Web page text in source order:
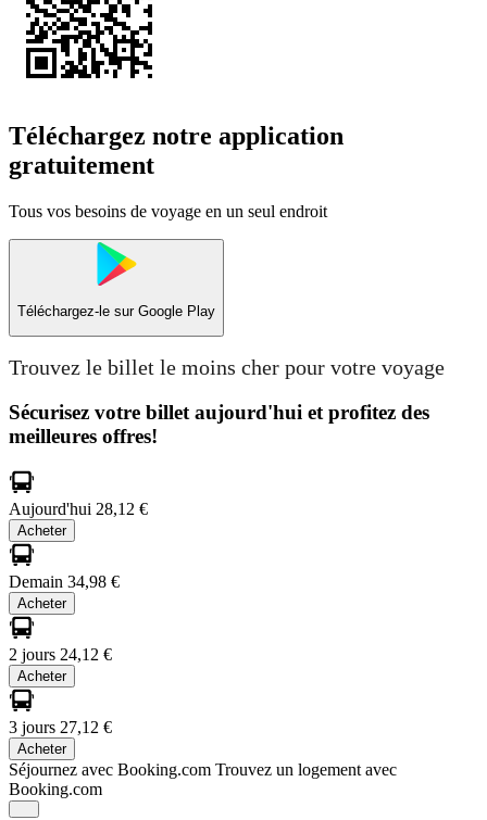
Téléchargez notre application
gratuitement
Tous vos besoins de voyage en un seul endroit
Téléchargez-le sur Google Play
Trouvez le billet le moins cher pour votre voyage
Sécurisez votre billet aujourd'hui et profitez des
meilleures offres!
Aujourd'hui 28,12 €
Acheter
Demain 34,98 €
Acheter
2 jours 24,12 €
Acheter
3 jours 27,12 €
Acheter
Séjournez avec Booking.com Trouvez un logement avec
Booking.com